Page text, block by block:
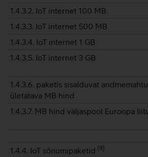
1.4.3.2. IoT internet 100 MB
1.4.3.3. IoT internet 500 MB
1.4.3.4. IoT internet 1 GB
1.4.3.5. IoT internet 3 GB
1.4.3.6. paketis sisalduvat andmemahtu
ületatava MB hind
1.4.3.7. MB hind väljaspool Euroopa
1.4.4. IoT sõnumipaketid (9)